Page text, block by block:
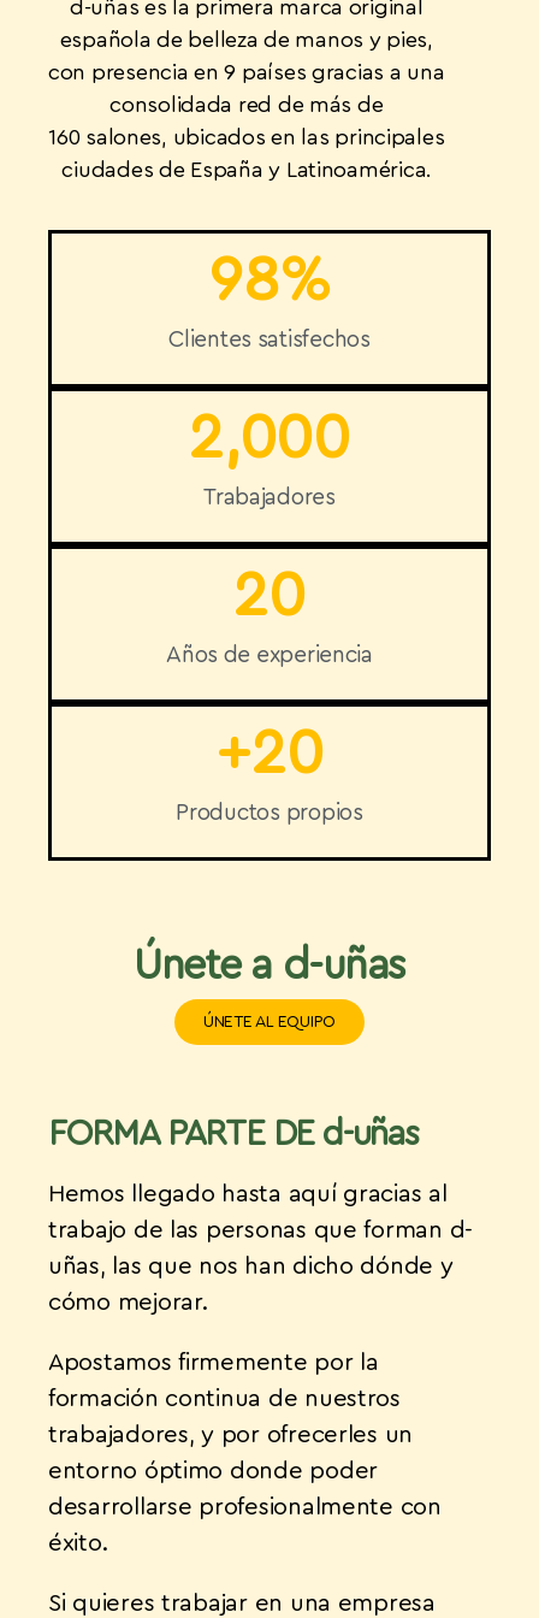
d-uñas es la primera marca original
española de belleza de manos y pies,
con presencia en 9 países gracias a una
consolidada red de más de
160 salones, ubicados en las principales
ciudades de España y Latinoamérica.
Clientes satisfechos
98%
Trabajadores
2,000
Años de experiencia
20
Productos propios
+20
Únete a d-uñas​
ÚNETE AL EQUIPO
FORMA PARTE DE d-uñas
Hemos llegado hasta aquí gracias al
trabajo de las personas que forman d-
uñas, las que nos han dicho dónde y
cómo mejorar.
Apostamos firmemente por la
formación continua de nuestros
trabajadores, y por ofrecerles un
entorno óptimo donde poder
desarrollarse profesionalmente con
éxito.
Si quieres trabajar en una empresa